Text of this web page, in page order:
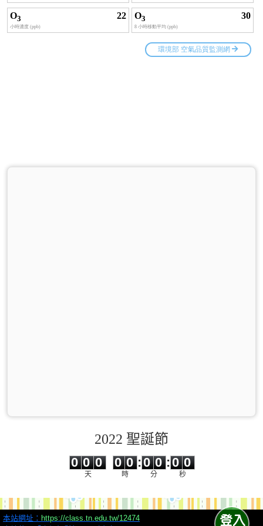
2022 聖誕節
0 0 0
天
0
0
0
時
:
0
0
0
0
分
:0 0
秒
本站網址： https://class.tn.edu.tw/12474